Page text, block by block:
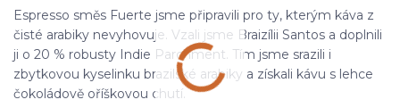
Espresso směs Fuerte jsme připravili pro ty, kterým káva z
čisté arabiky nevyhovuje. Vzali jsme Braizílii Santos a doplnili
ji o 20 % robusty Indie Parchment. Tím jsme srazili i
zbytkovou kyselinku brazilské arabiky a získali kávu s lehce
čokoládově oříškovou chutí.